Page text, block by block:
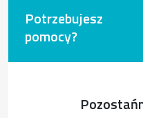
Potrzebujesz
pomocy?